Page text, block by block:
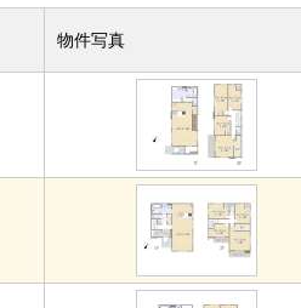
物件写真